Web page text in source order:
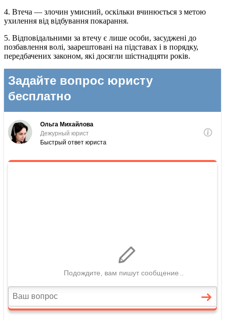
4. Втеча — злочин умисний, оскільки вчинюється з метою
ухилення від відбування покарання.
5. Відповідальними за втечу є лише особи, засуджені до
позбавлення волі, заарештовані на підставах і в порядку,
передбачених законом, які досягли шістнадцяти років.